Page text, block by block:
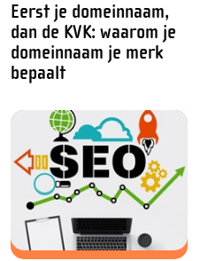
Eerst je domeinnaam,
dan de KVK: waarom je
domeinnaam je merk
bepaalt